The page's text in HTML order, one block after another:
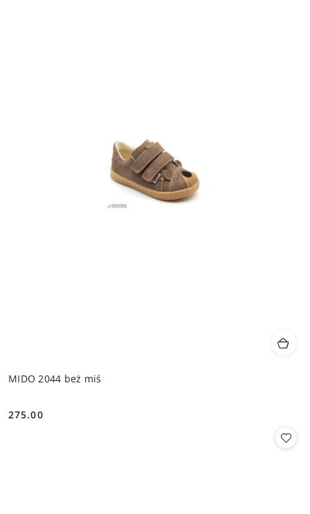
MIDO 2044 beż miś
Cena:
275.00